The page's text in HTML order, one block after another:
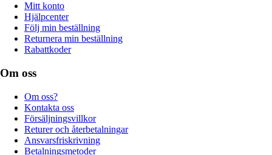
Mitt konto
Hjälpcenter
Följ min beställning
Returnera min beställning
Rabattkoder
Om oss
Om oss?
Kontakta oss
Försäljningsvillkor
Returer och återbetalningar
Ansvarsfriskrivning
Betalningsmetoder